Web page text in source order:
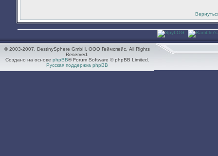
© 2003-2007. DestinySphere GmbH, ООО Геймспейс. All Rights
Reserved.
Создано на основе phpBB® Forum Software © phpBB Limited.
Русская поддержка phpBB